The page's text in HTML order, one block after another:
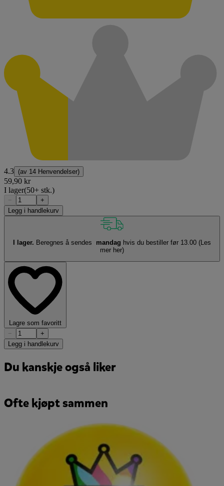
4.3 (av 14 Henvendelser)
59,90 kr
I lager(50+ stk.)
−
+
Legg i handlekurv
I lager. Beregnes å sendes mandag hvis du bestiller før 13.00 (Les
mer her)
Lagre som favoritt
−
+
Legg i handlekurv
Du kanskje også liker
Ofte kjøpt sammen